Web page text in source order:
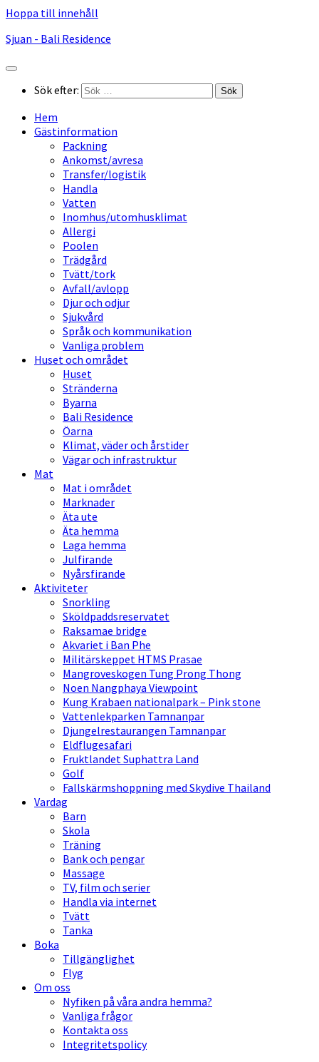
Hoppa till innehåll
Sjuan - Bali Residence
Sök efter:
Hem
Gästinformation
Packning
Ankomst/avresa
Transfer/logistik
Handla
Vatten
Inomhus/utomhusklimat
Allergi
Poolen
Trädgård
Tvätt/tork
Avfall/avlopp
Djur och odjur
Sjukvård
Språk och kommunikation
Vanliga problem
Huset och området
Huset
Stränderna
Byarna
Bali Residence
Öarna
Klimat, väder och årstider
Vägar och infrastruktur
Mat
Mat i området
Marknader
Äta ute
Äta hemma
Laga hemma
Julfirande
Nyårsfirande
Aktiviteter
Snorkling
Sköldpaddsreservatet
Raksamae bridge
Akvariet i Ban Phe
Militärskeppet HTMS Prasae
Mangroveskogen Tung Prong Thong
Noen Nangphaya Viewpoint
Kung Krabaen nationalpark – Pink stone
Vattenlekparken Tamnanpar
Djungelrestaurangen Tamnanpar
Eldflugesafari
Fruktlandet Suphattra Land
Golf
Fallskärmshoppning med Skydive Thailand
Vardag
Barn
Skola
Träning
Bank och pengar
Massage
TV, film och serier
Handla via internet
Tvätt
Tanka
Boka
Tillgänglighet
Flyg
Om oss
Nyfiken på våra andra hemma?
Vanliga frågor
Kontakta oss
Integritetspolicy